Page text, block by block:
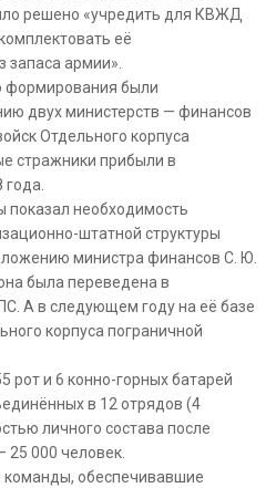
решено «учредить для КВЖД
её
армии».
формирования были
двух министерств — финансов
Отдельного корпуса
стражники прибыли в
показал необходимость
штатной структуры
министра финансов С. Ю.
была переведена в
А в следующем году на её базе
корпуса пограничной
рот и 6 конно-горных батарей
в 12 отрядов (4
личного состава после
25 000 человек.
команды, обеспечивавшие